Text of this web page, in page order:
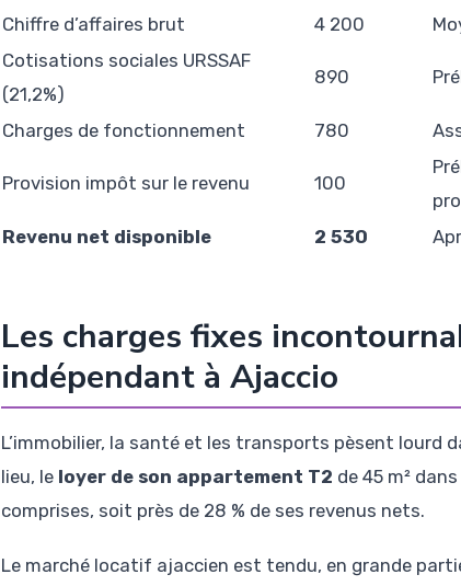
Chiffre d’affaires brut 4 200
Cotisations sociales URSSAF
(21,2%)
890
Charges de fonctionnement 780
Provision impôt sur le revenu 100
Revenu net disponible
2 530
Les charges fixes
indépendant à Ajaccio
L’immobilier, la santé et les transports pèsent lourd
lieu, le loyer de son appartement T2 de 45 m²
comprises, soit près de 28 % de ses revenus nets.
Le marché locatif ajaccien est tendu, en grande